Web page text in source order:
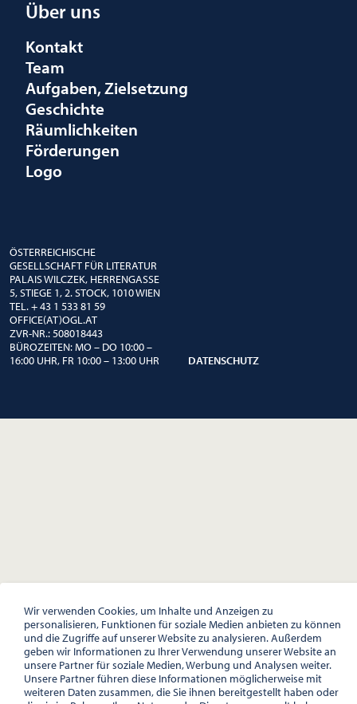
Über uns
Kontakt
Team
Aufgaben, Zielsetzung
Geschichte
Räumlichkeiten
Förderungen
Logo
ÖSTERREICHISCHE
GESELLSCHAFT FÜR LITERATUR
PALAIS WILCZEK, HERRENGASSE
5, STIEGE 1, 2. STOCK, 1010 WIEN
TEL. + 43 1 533 81 59
OFFICE(AT)OGL.AT
ZVR-NR.: 508018443
BÜROZEITEN: MO – DO 10:00 –
16:00 UHR, FR 10:00 – 13:00 UHR
DATENSCHUTZ
Wir verwenden Cookies, um Inhalte und Anzeigen zu
personalisieren, Funktionen für soziale Medien anbieten zu können
und die Zugriffe auf unserer Website zu analysieren. Außerdem
geben wir Informationen zu Ihrer Verwendung unserer Website an
unsere Partner für soziale Medien, Werbung und Analysen weiter.
Unsere Partner führen diese Informationen möglicherweise mit
weiteren Daten zusammen, die Sie ihnen bereitgestellt haben oder